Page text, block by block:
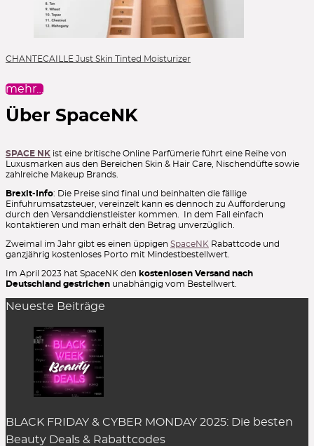
CHANTECAILLE Just Skin Tinted Moisturizer
mehr…
Über SpaceNK
SPACE NK ist eine britische Online Parfümerie führt eine Reihe von
Luxusmarken aus den Bereichen Skin & Hair Care, Nischendüfte sowie
zahlreiche Makeup Brands.
Brexit-Info: Die Preise sind final und beinhalten die fällige
Einfuhrumsatzsteuer, vereinzelt kann es dennoch zu Aufforderung
durch den Versanddienstleister kommen. In dem Fall einfach
kontaktieren und man erhält den Betrag unverzüglich.
Zweimal im Jahr gibt es einen üppigen SpaceNK Rabattcode und
ganzjährig kostenloses Porto mit Mindestbestellwert.
Im April 2023 hat SpaceNK den kostenlosen Versand nach
Deutschland gestrichen unabhängig vom Bestellwert.
Neueste Beiträge
BLACK FRIDAY & CYBER MONDAY 2025: Die besten
Beauty Deals & Rabattcodes